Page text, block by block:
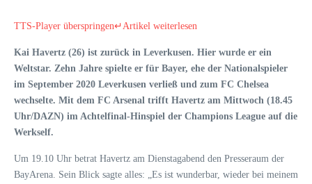
TTS-Player überspringen↵ Artikel weiterlesen
Kai Havertz (26) ist zurück in Leverkusen. Hier wurde er ein
Weltstar. Zehn Jahre spielte er für Bayer, ehe der Nationalspieler
im September 2020 Leverkusen verließ und zum FC Chelsea
wechselte. Mit dem FC Arsenal trifft Havertz am Mittwoch (18.45
Uhr/DAZN) im Achtelfinal-Hinspiel der Champions League auf die
Werkself.
Um 19.10 Uhr betrat Havertz am Dienstagabend den Presseraum der
BayArena. Sein Blick sagte alles: „Es ist wunderbar, wieder bei meinem